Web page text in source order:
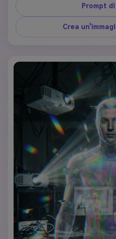
geometrici e dettagli
gradiente del tramonto con
griglia digitale, preservando
della persona caricata,
Prompt
Crea